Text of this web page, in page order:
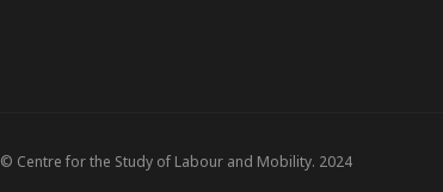
© Centre for the Study of Labour and Mobility. 2024